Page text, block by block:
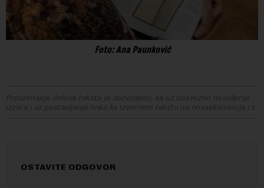
Foto: Ana Paunković
Preuzimanje delova teksta je dozvoljeno, ali uz obavezno navođenje
izvora i uz postavljanje linka ka izvornom tekstu na novaekonomija.rs
OSTAVITE ODGOVOR